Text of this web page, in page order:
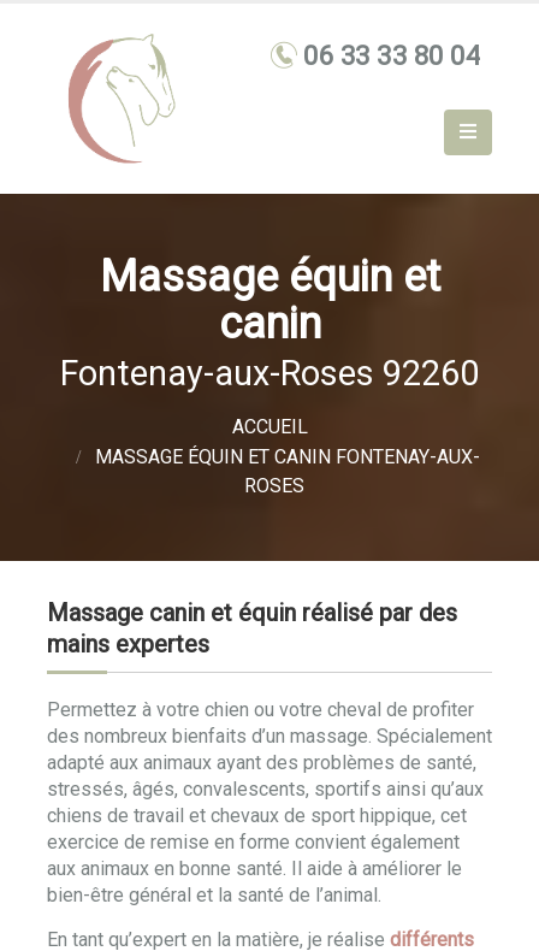
Massage équin et
canin
Fontenay-aux-Roses 92260
ACCUEIL
MASSAGE ÉQUIN ET CANIN FONTENAY-AUX-
ROSES
Massage canin et équin réalisé par des
mains expertes
Permettez à votre chien ou votre cheval de profiter
des nombreux bienfaits d’un massage. Spécialement
adapté aux animaux ayant des problèmes de santé,
stressés, âgés, convalescents, sportifs ainsi qu’aux
chiens de travail et chevaux de sport hippique, cet
exercice de remise en forme convient également
aux animaux en bonne santé. Il aide à améliorer le
bien-être général et la santé de l’animal.
En tant qu’expert en la matière, je réalise différents